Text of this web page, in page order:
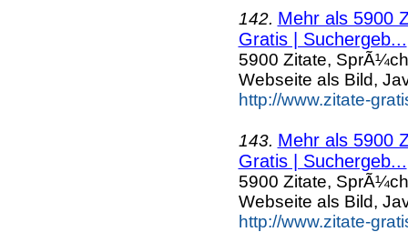
142. Mehr als 5900
Gratis | Suchergeb...
5900 Zitate,
Webseite als Bild,
http://www.zitate-
143. Mehr als 5900
Gratis | Suchergeb...
5900 Zitate,
Webseite als Bild,
http://www.zitate-